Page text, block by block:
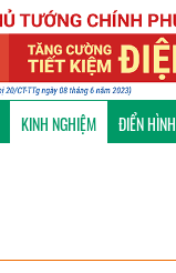
KINH NGHIỆM ĐIỂN HÌNH